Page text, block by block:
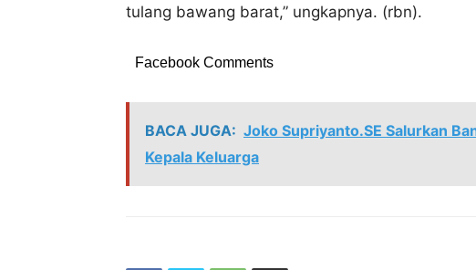
tulang bawang barat,” ungkapnya. (rbn).
Facebook Comments
BACA JUGA: Joko Supriyanto.SE Salurkan
Kepala Keluarga